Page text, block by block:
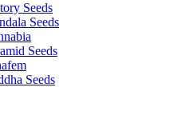
Seeds
Seeds
Seeds
Seeds